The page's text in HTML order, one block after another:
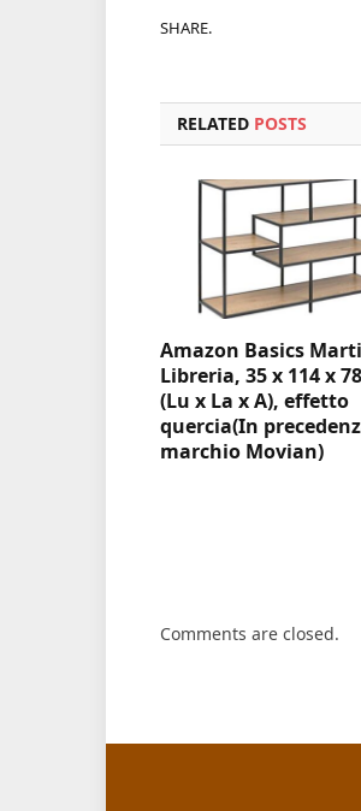
SHARE.
RELATED POSTS
Amazon Basics
Libreria, 35 x 114 x
(Lu x La x A), effetto
quercia(In
marchio Movian)
Comments are closed.